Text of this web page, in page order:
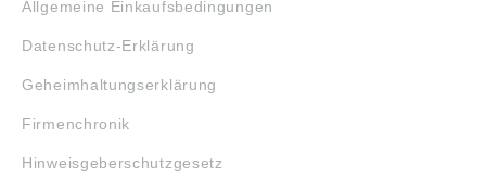
Allgemeine Einkaufsbedingungen
Datenschutz-Erklärung
Geheimhaltungserklärung
Firmenchronik
Hinweisgeberschutzgesetz